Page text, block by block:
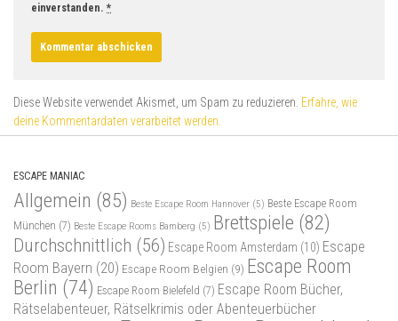
einverstanden. *
Diese Website verwendet Akismet, um Spam zu reduzieren. Erfahre, wie
deine Kommentardaten verarbeitet werden.
ESCAPE MANIAC
Allgemein (85) Beste Escape Room Hannover (5) Beste Escape Room
München (7) Beste Escape Rooms Bamberg (5) Brettspiele (82)
Durchschnittlich (56) Escape Room Amsterdam (10) Escape
Room Bayern (20) Escape Room Belgien (9) Escape Room
Berlin (74) Escape Room Bielefeld (7) Escape Room Bücher,
Rätselabenteuer, Rätselkrimis oder Abenteuerbücher